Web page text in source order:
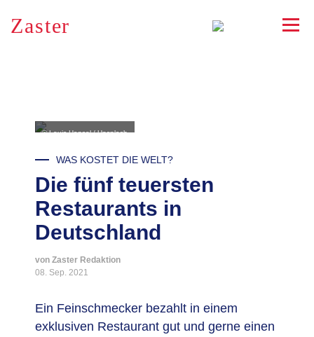
RSS
Zaster
© Louis Hansel / Unsplash
WAS KOSTET DIE WELT?
Die fünf teuersten
Restaurants in
Deutschland
von Zaster Redaktion
08. Sep. 2021
Ein Feinschmecker bezahlt in einem
exklusiven Restaurant gut und gerne einen